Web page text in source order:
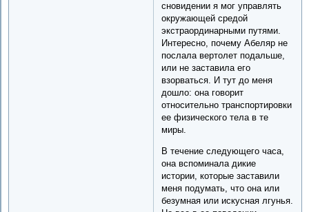
сновидении я мог управлять
окружающей средой
экстраординарными путями.
Интересно, почему Абеляр не
послала вертолет подальше,
или не заставила его
взорваться. И тут до меня
дошло: она говорит
относительно транспортировки
ее физического тела в те
миры.
В течение следующего часа,
она вспоминала дикие
истории, которые заставили
меня подумать, что она или
безумная или искусная лгунья.